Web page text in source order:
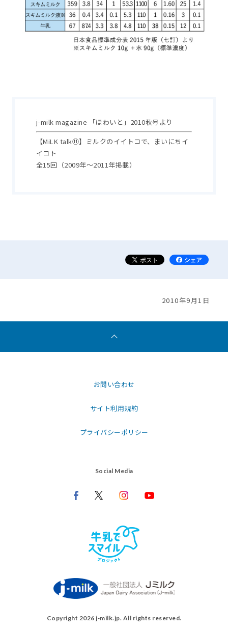
j-milk magazine 「ほわいと」2010秋号より
【MiLK talk⑪】ミルクのイイトコで、まいにちイ
イコト
全15回（2009年～2011年掲載）
2010年9月1日
Copyright 2026 j‑milk.jp. All rights reserved.
お問い合わせ
サイト利用規約
プライバシーポリシー
Social Media